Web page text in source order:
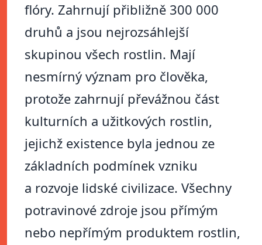
flóry. Zahrnují přibližně 300 000
druhů a jsou nejrozsáhlejší
skupinou všech rostlin. Mají
nesmírný význam pro člověka,
protože zahrnují převážnou část
kulturních a užitkových rostlin,
jejichž existence byla jednou ze
základních podmínek vzniku
a rozvoje lidské civilizace. Všechny
potravinové zdroje jsou přímým
nebo nepřímým produktem rostlin,